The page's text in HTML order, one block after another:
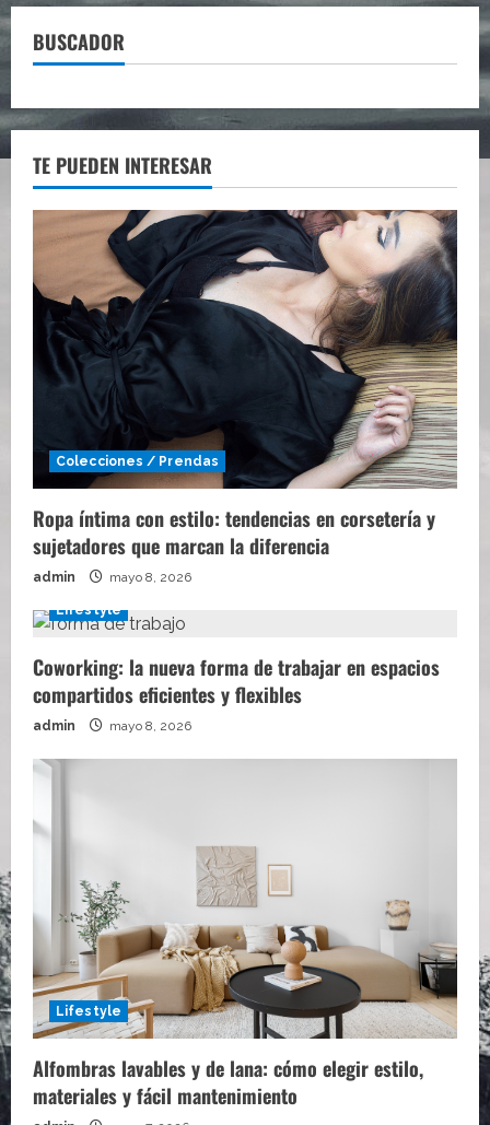
BUSCADOR
TE PUEDEN INTERESAR
Colecciones / Prendas
Ropa íntima con estilo: tendencias en corsetería y
sujetadores que marcan la diferencia
admin mayo 8, 2026
Lifestyle
Coworking: la nueva forma de trabajar en espacios
compartidos eficientes y flexibles
admin mayo 8, 2026
Lifestyle
Alfombras lavables y de lana: cómo elegir estilo,
materiales y fácil mantenimiento